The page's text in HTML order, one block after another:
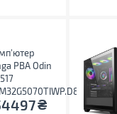
PBA Odin
₴